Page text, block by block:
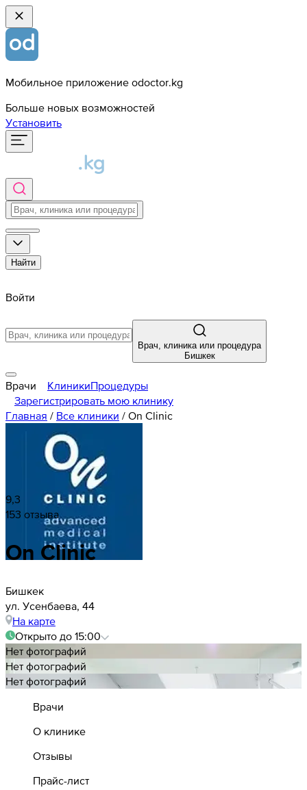
Мобильное приложение odoctor.kg
Больше новых возможностей
Установить
Найти
Войти
Врач, клиника или процедура
Бишкек
Врачи КлиникиПроцедуры
Зарегистрировать мою клинику
Главная / Все клиники / On Clinic
9,3
153 отзыва
On Clinic
Бишкек
ул. Усенбаева, 44
На карте
Открыто до 15:00
Нет фотографий
Нет фотографий
Нет фотографий
Врачи
О клинике
Отзывы
Прайс-лист